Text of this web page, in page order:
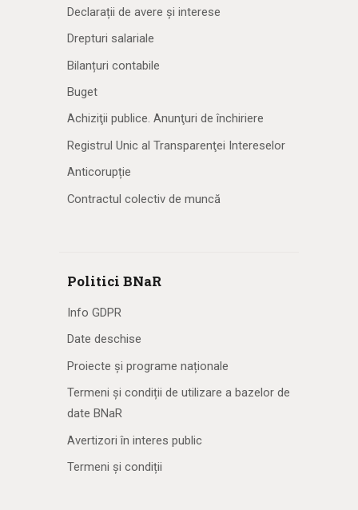
Declarații de avere și interese
Drepturi salariale
Bilanțuri contabile
Buget
Achiziţii publice. Anunţuri de închiriere
Registrul Unic al Transparenţei Intereselor
Anticorupție
Contractul colectiv de muncă
Politici BNaR
Info GDPR
Date deschise
Proiecte și programe naționale
Termeni și condiții de utilizare a bazelor de
date BNaR
Avertizori în interes public
Termeni și condiții